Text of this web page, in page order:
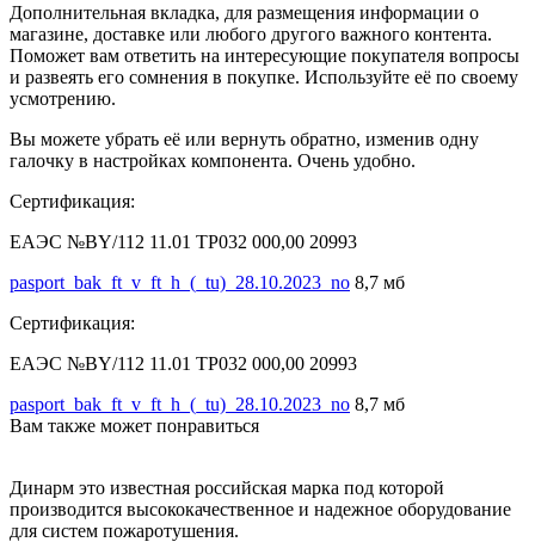
Дополнительная вкладка, для размещения информации о
магазине, доставке или любого другого важного контента.
Поможет вам ответить на интересующие покупателя вопросы
и развеять его сомнения в покупке. Используйте её по своему
усмотрению.
Вы можете убрать её или вернуть обратно, изменив одну
галочку в настройках компонента. Очень удобно.
Сертификация:
ЕАЭС №BY/112 11.01 ТР032 000,00 20993
pasport_bak_ft_v_ft_h_(_tu)_28.10.2023_no 8,7 мб
Сертификация:
ЕАЭС №BY/112 11.01 ТР032 000,00 20993
pasport_bak_ft_v_ft_h_(_tu)_28.10.2023_no 8,7 мб
Вам также может понравиться
Динарм это известная российская марка под которой
производится высококачественное и надежное оборудование
для систем пожаротушения.